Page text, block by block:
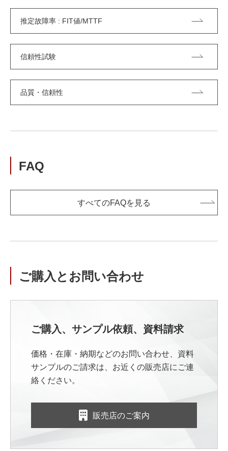
推定故障率 : FIT値/MTTF
信頼性試験
品質・信頼性
FAQ
すべてのFAQを見る
ご購入とお問い合わせ
ご購入、サンプル依頼、資料請求
価格・在庫・納期などのお問い合わせ、資料
サンプルのご請求は、お近くの販売店にご連
絡ください。
販売店のご案内